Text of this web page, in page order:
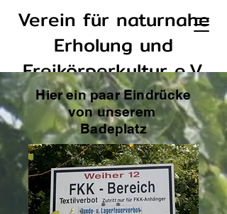
Verein für naturnahe
Erholung und
Freikörperkultur e.V.
Straubing
Hier ein paar Eindrücke
von unserem
Badeplatz